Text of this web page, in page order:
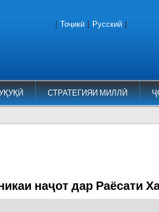
СТРАТЕГИЯИ МИЛЛӢ
Тоҷикӣ Русский
наҷот дар Раёсати